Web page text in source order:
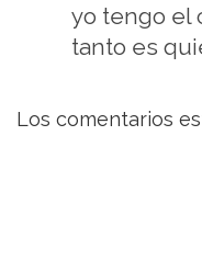
yo tengo el
tanto es
Los comentarios